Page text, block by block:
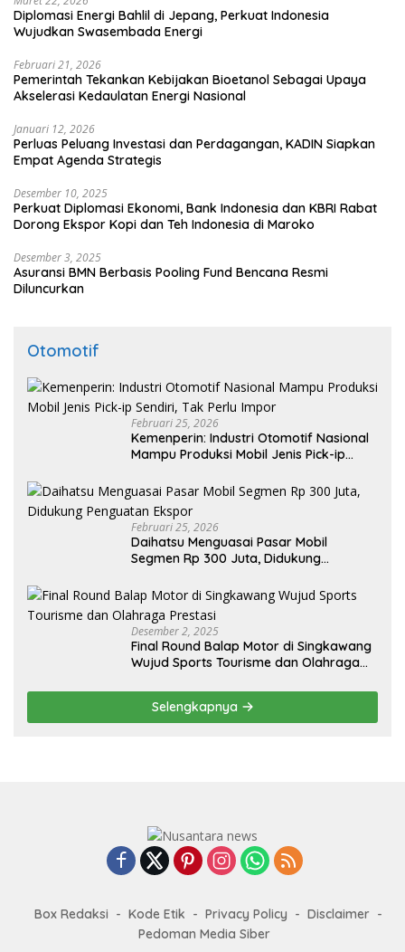
Diplomasi Energi Bahlil di Jepang, Perkuat Indonesia
Wujudkan Swasembada Energi
Februari 21, 2026
Pemerintah Tekankan Kebijakan Bioetanol Sebagai Upaya
Akselerasi Kedaulatan Energi Nasional
Januari 12, 2026
Perluas Peluang Investasi dan Perdagangan, KADIN Siapkan
Empat Agenda Strategis
Desember 10, 2025
Perkuat Diplomasi Ekonomi, Bank Indonesia dan KBRI Rabat
Dorong Ekspor Kopi dan Teh Indonesia di Maroko
Desember 3, 2025
Asuransi BMN Berbasis Pooling Fund Bencana Resmi
Diluncurkan
Otomotif
Februari 25, 2026
Kemenperin: Industri Otomotif Nasional
Mampu Produksi Mobil Jenis Pick-ip
Februari 25, 2026
Daihatsu Menguasai Pasar Mobil
Segmen Rp 300 Juta, Didukung
Desember 2, 2025
Final Round Balap Motor di Singkawang
Wujud Sports Tourisme dan Olahraga
Selengkapnya
Box Redaksi Kode Etik Privacy Policy
Disclaimer
Pedoman Media Siber